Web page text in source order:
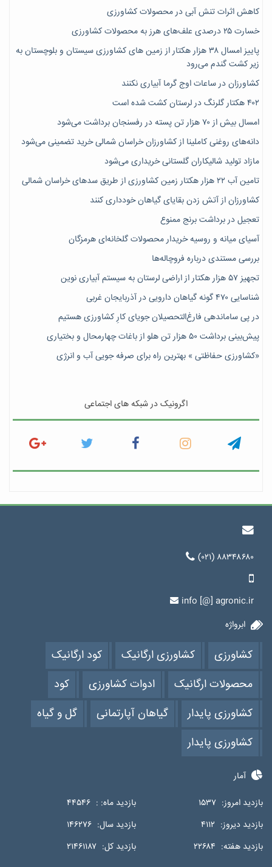
کاهش اثرات تنش آبی در محصولات کشاورزی
خسارت ۲۵ درصدی علف‌های هرز به محصولات کشاورزی
پاییز امسال ۳۸ هزار هکتار از زمین های کشاورزی سیستان و بلوچستان به
زیر کشت گندم می‌رود
کشاورزان در ساعات اوج گرما آبیاری نکنند
۴۰۲ هکتار گلرنگ در لرستان کشت شده است
امسال بیش از ۷۰ هزار تن پسته در رفسنجان برداشت می‌شود
دانه‌های روغنی کاملینا از کشاورزان خراسان شمالی خرید تضمینی می‌شود
مازاد تولید شالیکاران گلستانی خریداری می‌شود
تامین آب ۲۲ هزار هکتار زمین کشاورزی از طریق سدهای خراسان شمالی
کشاورزان از آتش زدن بقایای گیاهان خودداری کنند
تعجیل در برداشت برنج ممنوع
آسیای میانه و روسیه خریدار محصولات گلخانه‌ای هرمزگان
بررسی مستندی درباره فروچاله‌ها
تجهیز ۵۷ هزار هکتار از اراضی لرستان به سیستم آبیاری نوین
شناسایی ۴۷٠ گونه گیاهان دارویی در آذربایجان غربی
در پی ساماندهی فارغ‌التحصیلان جویای کارِ کشاورزی هستیم
پیش‎‌بینی برداشت ۵۰ هزار تن هلو از باغات چهارمحال و بختیاری
«کشاورزی حفاظتی » بهترین راه برای صرفه جویی آب و انرژی
اگرونیک در شبکه های اجتماعی
(۰۲۱) ۸۸۳۴۸۶۸۰
info [@] agronic.ir
ابرواژه
کشاورزی کشاورزی ارگانیک
کود ارگانیک
محصولات ارگانیک
ادوات کشاورزی
کود
کشاورزی پایدار
گیاهان آپارتمانی
گل و گیاه
کشاورزی پایدار
آمار
بازدید امروز: ۱۵۳۷ بازدید ماه: : ۴۴۵۴۶
بازدید دیروز: ۴۱۱۲ بازدید سال: ۱۴۶۲۷۶
بازدید هفته: ۲۲۶۸۴ بازدید کل: ۲۱۴۶۱۱۸۷